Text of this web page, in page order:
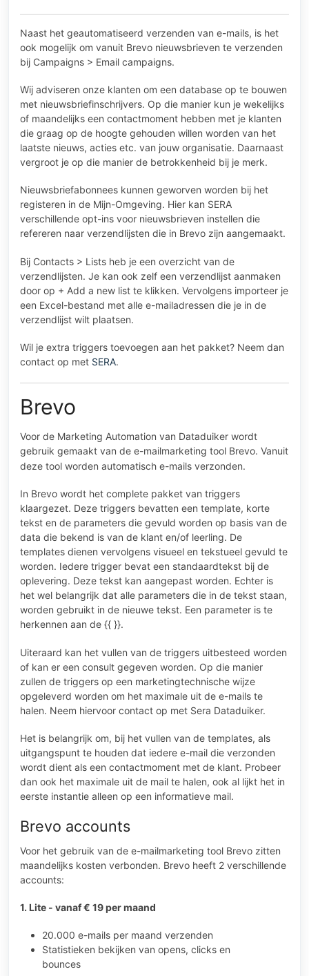
Naast het geautomatiseerd verzenden van e-mails, is het
ook mogelijk om vanuit Brevo nieuwsbrieven te verzenden
bij Campaigns > Email campaigns.
Wij adviseren onze klanten om een database op te bouwen
met nieuwsbriefinschrijvers. Op die manier kun je wekelijks
of maandelijks een contactmoment hebben met je klanten
die graag op de hoogte gehouden willen worden van het
laatste nieuws, acties etc. van jouw organisatie. Daarnaast
vergroot je op die manier de betrokkenheid bij je merk.
Nieuwsbriefabonnees kunnen geworven worden bij het
registeren in de Mijn-Omgeving. Hier kan SERA
verschillende opt-ins voor nieuwsbrieven instellen die
refereren naar verzendlijsten die in Brevo zijn aangemaakt.
Bij Contacts > Lists heb je een overzicht van de
verzendlijsten. Je kan ook zelf een verzendlijst aanmaken
door op + Add a new list te klikken. Vervolgens importeer je
een Excel-bestand met alle e-mailadressen die je in de
verzendlijst wilt plaatsen.
Wil je extra triggers toevoegen aan het pakket? Neem dan
contact op met SERA.
Brevo
Voor de Marketing Automation van Dataduiker wordt
gebruik gemaakt van de e-mailmarketing tool Brevo. Vanuit
deze tool worden automatisch e-mails verzonden.
In Brevo wordt het complete pakket van triggers
klaargezet. Deze triggers bevatten een template, korte
tekst en de parameters die gevuld worden op basis van de
data die bekend is van de klant en/of leerling. De
templates dienen vervolgens visueel en tekstueel gevuld te
worden. Iedere trigger bevat een standaardtekst bij de
oplevering. Deze tekst kan aangepast worden. Echter is
het wel belangrijk dat alle parameters die in de tekst staan,
worden gebruikt in de nieuwe tekst. Een parameter is te
herkennen aan de {{ }}.
Uiteraard kan het vullen van de triggers uitbesteed worden
of kan er een consult gegeven worden. Op die manier
zullen de triggers op een marketingtechnische wijze
opgeleverd worden om het maximale uit de e-mails te
halen. Neem hiervoor contact op met Sera Dataduiker.
Het is belangrijk om, bij het vullen van de templates, als
uitgangspunt te houden dat iedere e-mail die verzonden
wordt dient als een contactmoment met de klant. Probeer
dan ook het maximale uit de mail te halen, ook al lijkt het in
eerste instantie alleen op een informatieve mail.
Brevo accounts
Voor het gebruik van de e-mailmarketing tool Brevo zitten
maandelijks kosten verbonden. Brevo heeft 2 verschillende
accounts:
1. Lite - vanaf € 19 per maand
20.000 e-mails per maand verzenden
Statistieken bekijken van opens, clicks en
bounces